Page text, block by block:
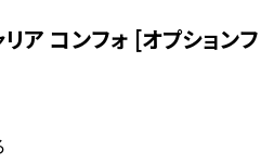
ア コンフォ [オプションフ